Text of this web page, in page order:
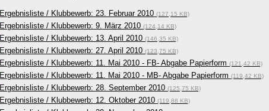
Ergebnisliste / Klubbewerb: 23. Februar 2010 (127,15 KB)
Ergebnisliste / Klubbewerb: 9. März 2010 (124,14 KB)
Ergebnisliste / Klubbewerb: 13. April 2010 (146,35 KB)
Ergebnisliste / Klubbewerb: 27. April 2010 (123,75 KB)
Ergebnisliste / Klubbewerb: 11. Mai 2010 - FB- Abgabe Papierform (121,42 KB)
Ergebnisliste / Klubbewerb: 11. Mai 2010 - MB- Abgabe Papierform (119,42 KB)
Ergebnisliste / Klubbewerb: 28. September 2010 (125,75 KB)
Ergebnisliste / Klubbewerb: 12. Oktober 2010 (119,88 KB)